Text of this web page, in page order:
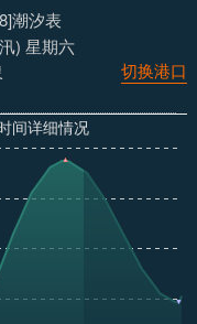
潮汐表
) 星期六
切换港口
间详细情况